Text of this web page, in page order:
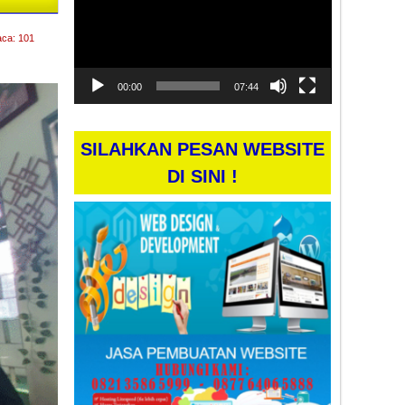
101
00:00 07:44
SILAHKAN PESAN WEBSITE
DI SINI !